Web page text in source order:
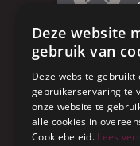
Deze website
gebruik van
Deze website gebruikt
gebruikerservaring te
onze website te
alle cookies in
Cookiebeleid. Lees